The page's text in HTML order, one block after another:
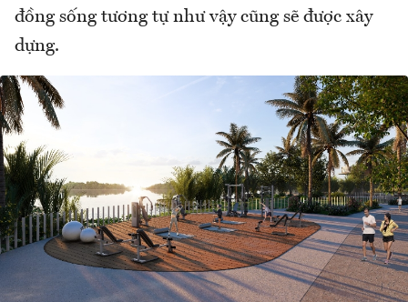
đồng sống tương tự như vậy cũng sẽ được xây
dựng.